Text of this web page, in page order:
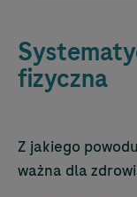
fizyczna
Z jakiego
ważna dla